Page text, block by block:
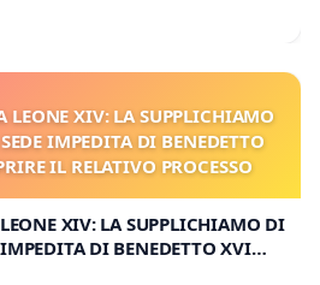
LEONE XIV: LA SUPPLICHIAMO
IMPEDITA DI BENEDETTO
IL RELATIVO PROCESSO
XIV: LA SUPPLICHIAMO DI
DI BENEDETTO XVI
PROCESSO